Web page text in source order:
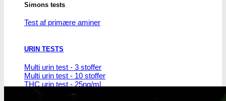
Simons tests
Test af primære aminer
URIN TESTS
Multi urin test - 3 stoffer
Multi urin test - 10 stoffer
THC urin test - 25ng/ml
THC urin test - 50ng/ml